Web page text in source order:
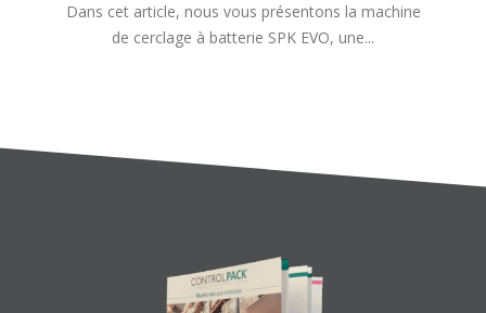
Dans cet article, nous vous présentons la machine
de cerclage à batterie SPK EVO, une...